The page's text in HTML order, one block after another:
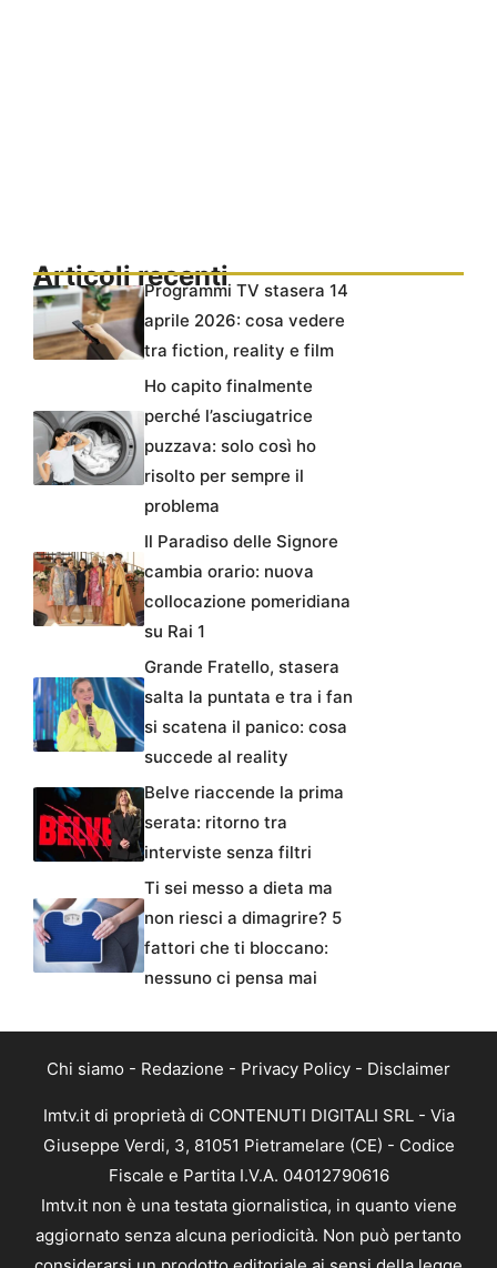
Articoli recentiProgrammi TV stasera 14
aprile 2026: cosa vedere
tra fiction, reality e film
Ho capito finalmente
perché l’asciugatrice
puzzava: solo così ho
risolto per sempre il
problema
Il Paradiso delle Signore
cambia orario: nuova
collocazione pomeridiana
su Rai 1
Grande Fratello, stasera
salta la puntata e tra i fan
si scatena il panico: cosa
succede al reality
Belve riaccende la prima
serata: ritorno tra
interviste senza filtri
Ti sei messo a dieta ma
non riesci a dimagrire? 5
fattori che ti bloccano:
nessuno ci pensa mai
Chi siamo - Redazione - Privacy Policy - Disclaimer
Imtv.it di proprietà di CONTENUTI DIGITALI SRL - Via
Giuseppe Verdi, 3, 81051 Pietramelare (CE) - Codice
Fiscale e Partita I.V.A. 04012790616
Imtv.it non è una testata giornalistica, in quanto viene
aggiornato senza alcuna periodicità. Non può pertanto